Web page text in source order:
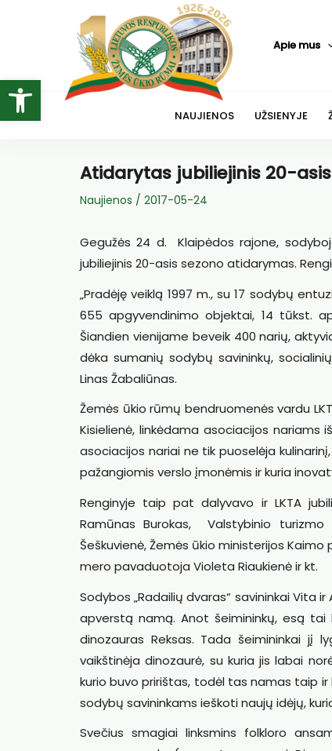
Open toolbar
Apie mus
NAUJIENOS UŽSIENYJE
Atidarytas jubiliejinis 20-
Naujienos / 2017-05-24
Gegužės 24 d. Klaipėdos rajone,
jubiliejinis 20-asis sezono atidarymas.
„Pradėję veiklą 1997 m., su 17 sodybų
655 apgyvendinimo objektai, 14 tūkst.
Šiandien vienijame beveik 400 narių,
dėka sumanių sodybų savininkų,
Linas Žabaliūnas.
Žemės ūkio rūmų bendruomenės vardu
Kisielienė, linkėdama asociacijos nariams
asociacijos nariai ne tik puoselėja
pažangiomis verslo įmonėmis ir kuria
Renginyje taip pat dalyvavo ir LKTA
Ramūnas Burokas, Valstybinio
Šeškuvienė, Žemės ūkio ministerijos
mero pavaduotoja Violeta Riaukienė ir kt.
Sodybos „Radailių dvaras“ savininkai Vita
apverstą namą. Anot šeimininkų, esą tai
dinozauras Reksas. Tada šeimininkai jį
vaikštinėja dinozaurė, su kuria jis labai
kurio buvo pririštas, todėl tas namas taip ir
sodybų savininkams ieškoti naujų idėjų,
Svečius smagiai linksmins folkloro